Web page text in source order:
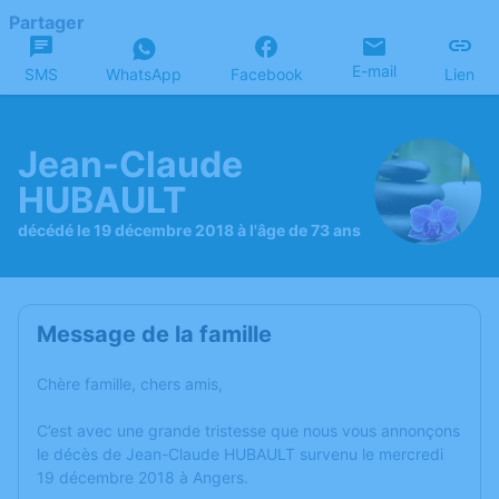
Partager
SMS WhatsApp Facebook E-mail Lien
Jean-Claude
HUBAULT
décédé le 19 décembre 2018 à l'âge de 73 ans
Message de la famille
Chère famille, chers amis,
C’est avec une grande tristesse que nous vous annonçons
le décès de Jean-Claude HUBAULT survenu le mercredi
19 décembre 2018 à Angers.